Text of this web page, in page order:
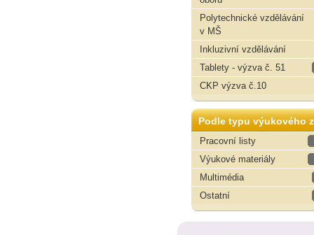
Polytechnické vzdělávání
v MŠ
Inkluzivní vzdělávání
Tablety - výzva č. 51
CKP výzva č.10
Podle typu výukového
Pracovní listy
Výukové materiály
Multimédia
Ostatní